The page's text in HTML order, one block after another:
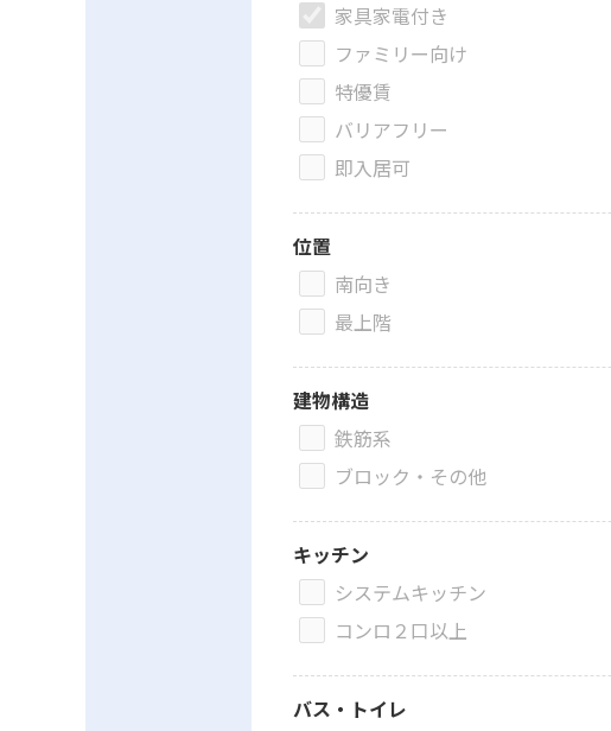
家具家電付き
ファミリー向け
特優賃
バリアフリー
即入居可
位置
南向き
最上階
建物構造
鉄筋系
ブロック・その他
キッチン
システムキッチン
コンロ２口以上
バス・トイレ